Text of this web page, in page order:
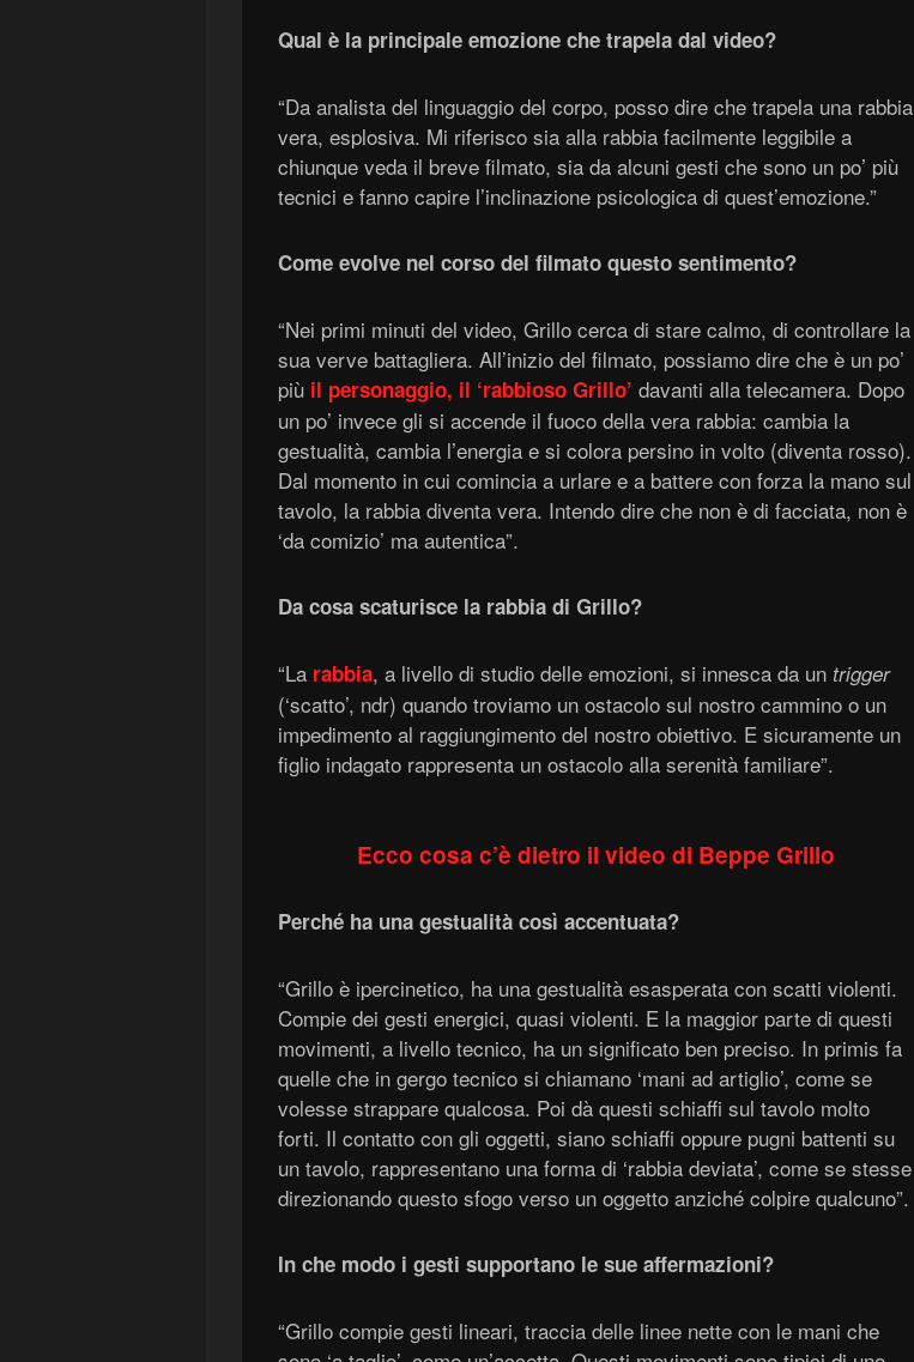
Qual è la principale emozione che trapela dal video?
“Da analista del linguaggio del corpo, posso dire che trapela una rabbia
vera, esplosiva. Mi riferisco sia alla rabbia facilmente leggibile a
chiunque veda il breve filmato, sia da alcuni gesti che sono un po’ più
tecnici e fanno capire l’inclinazione psicologica di quest’emozione.”
Come evolve nel corso del filmato questo sentimento?
“Nei primi minuti del video, Grillo cerca di stare calmo, di controllare la
sua verve battagliera. All’inizio del filmato, possiamo dire che è un po’
più il personaggio, il ‘rabbioso Grillo’ davanti alla telecamera. Dopo
un po’ invece gli si accende il fuoco della vera rabbia: cambia la
gestualità, cambia l’energia e si colora persino in volto (diventa rosso).
Dal momento in cui comincia a urlare e a battere con forza la mano sul
tavolo, la rabbia diventa vera. Intendo dire che non è di facciata, non è
‘da comizio’ ma autentica”.
Da cosa scaturisce la rabbia di Grillo?
“La rabbia, a livello di studio delle emozioni, si innesca da un trigger
(‘scatto’, ndr) quando troviamo un ostacolo sul nostro cammino o un
impedimento al raggiungimento del nostro obiettivo. E sicuramente un
figlio indagato rappresenta un ostacolo alla serenità familiare”.
Ecco cosa c’è dietro il video di Beppe Grillo
Perché ha una gestualità così accentuata?
“Grillo è ipercinetico, ha una gestualità esasperata con scatti violenti.
Compie dei gesti energici, quasi violenti. E la maggior parte di questi
movimenti, a livello tecnico, ha un significato ben preciso. In primis fa
quelle che in gergo tecnico si chiamano ‘mani ad artiglio’, come se
volesse strappare qualcosa. Poi dà questi schiaffi sul tavolo molto
forti. Il contatto con gli oggetti, siano schiaffi oppure pugni battenti su
un tavolo, rappresentano una forma di ‘rabbia deviata’, come se stesse
direzionando questo sfogo verso un oggetto anziché colpire qualcuno”.
In che modo i gesti supportano le sue affermazioni?
“Grillo compie gesti lineari, traccia delle linee nette con le mani che